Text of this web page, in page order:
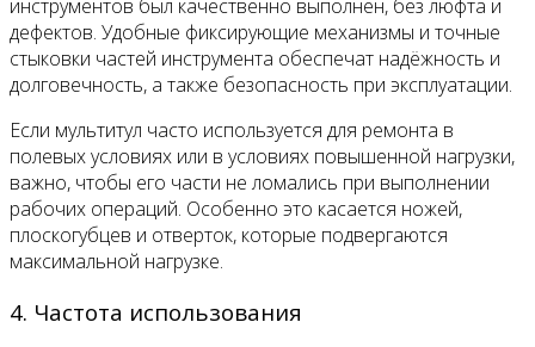
инструментов был качественно выполнен, без люфта и
дефектов. Удобные фиксирующие механизмы и точные
стыковки частей инструмента обеспечат надёжность и
долговечность, а также безопасность при эксплуатации.
Если мультитул часто используется для ремонта в
полевых условиях или в условиях повышенной нагрузки,
важно, чтобы его части не ломались при выполнении
рабочих операций. Особенно это касается ножей,
плоскогубцев и отверток, которые подвергаются
максимальной нагрузке.
4. Частота использования